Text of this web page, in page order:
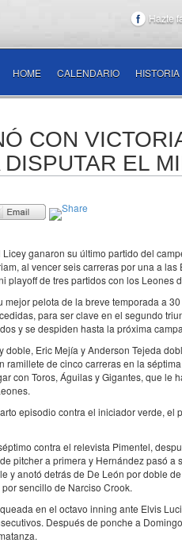
Hazte
HOME CALENDARIO HISTORIA
CON
EL
Licey ganaron su último partido del
al vencer seis carreras por una a
playoff de tres partidos con los Leones
mejor pelota de la breve temporada a
para ser clave en el segundo
y se despiden hasta la próxima
doble, Eric Mejía y Anderson Tejeda
ramillete de cinco carreras en la
con Toros, Águilas y Gigantes, que le
episodio contra el iniciador verde,
contra el relevista Pimentel,
pitcher a primera y Hernández pasó
y anotó detrás de De León por doble
sencillo de Narciso Crook.
en el octavo inning ante Elvis
Después de ponche a